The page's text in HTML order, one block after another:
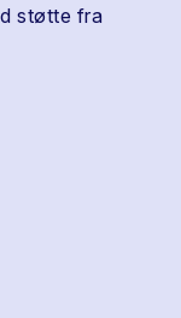
støtte fra